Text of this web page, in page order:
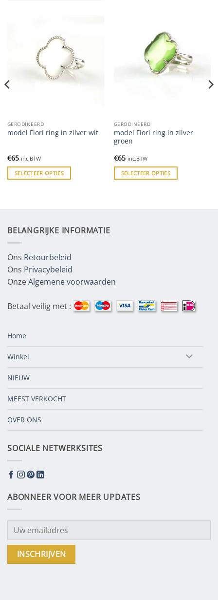
GERODINEERD
model Fiori ring in zilver wit
€65 inc.BTW
SELECTEER OPTIES
GERODINEERD
model Fiori ring in zilver
groen
€65 inc.BTW
SELECTEER OPTIES
BELANGRIJKE INFORMATIE
Ons Retourbeleid
Ons Privacybeleid
OnzeAlgemene voorwaarden
Betaal veilig met :
Home
Winkel
NIEUW
MEEST VERKOCHT
OVER ONS
SOCIALE NETWERKSITES
ABONNEER VOOR MEER UPDATES